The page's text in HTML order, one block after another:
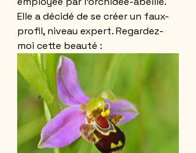
Elle a décidé de se créer un faux-
profil, niveau expert. Regardez-
moi cette beauté :